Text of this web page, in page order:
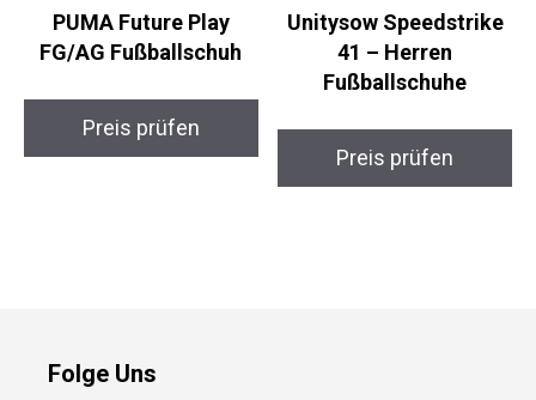
PUMA Future Play
FG/AG Fußballschuh
Preis prüfen
Unitysow Speedstrike
41 – Herren
Fußballschuhe
Preis prüfen
Folge Uns